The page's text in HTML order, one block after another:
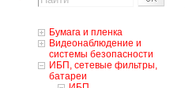
Бумага и пленка
Видеонаблюдение и
системы безопасности
ИБП, сетевые фильтры,
батареи